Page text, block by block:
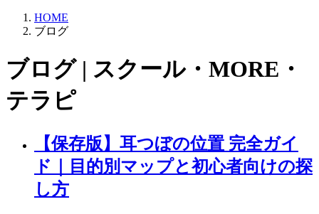
HOME
ブログ
ブログ | スクール・MORE・
テラピ
【保存版】耳つぼの位置 完全ガイ
ド｜目的別マップと初心者向けの探
し方